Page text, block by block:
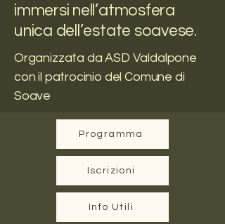
immersi nell’atmosfera
unica dell’estate soavese.
Organizzata da ASD Valdalpone
con il patrocinio del Comune di
Soave
Programma
Iscrizioni
Info Utili